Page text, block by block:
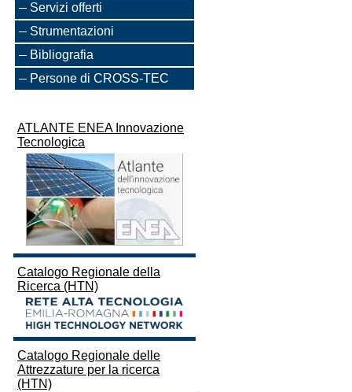
Servizi offerti
Strumentazioni
Bibliografia
Persone di CROSS-TEC
ATLANTE ENEA Innovazione
Tecnologica
Catalogo Regionale della
Ricerca (HTN)
Catalogo Regionale delle
Attrezzature per la ricerca
(HTN)